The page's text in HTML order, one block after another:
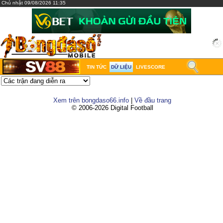
Chủ nhật 09/08/2026 11:35
TIN TỨC DỮ LIỆU LIVESCORE
Xem trên bongdaso66.info
Về đầu trang
© 2006-2026 Digital Football